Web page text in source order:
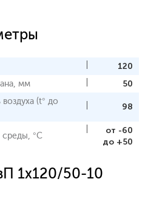
120
мм
50
(t° до
98
°С
от -60
до +50
1x120/50-10